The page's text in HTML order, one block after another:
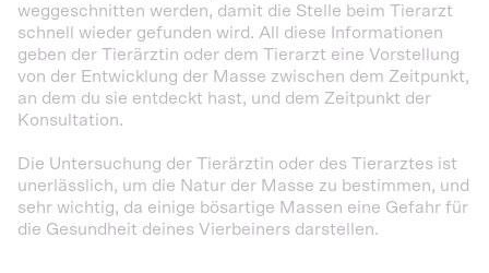
weggeschnitten werden, damit die Stelle beim Tierarzt
schnell wieder gefunden wird. All diese Informationen
geben der Tierärztin oder dem Tierarzt eine Vorstellung
von der Entwicklung der Masse zwischen dem Zeitpunkt,
an dem du sie entdeckt hast, und dem Zeitpunkt der
Konsultation.
Die Untersuchung der Tierärztin oder des Tierarztes ist
unerlässlich, um die Natur der Masse zu bestimmen, und
sehr wichtig, da einige bösartige Massen eine Gefahr für
die Gesundheit deines Vierbeiners darstellen.